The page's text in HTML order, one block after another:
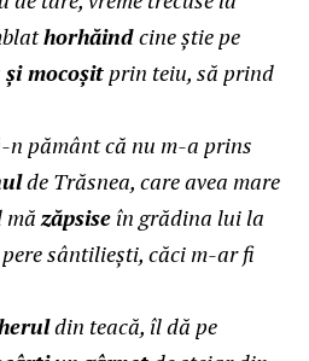
horhăindcine ştie pe
mocoşit prin teiu, să prind
n pământ că nu m-a prins
de Trăsnea, care avea mare
mă zăpsise în grădina lui la
sântilieşti, căci m-ar fi
din teacă, îl dă pe